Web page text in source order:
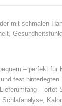
mit schmalen
– perfekt für
fest
– ortet